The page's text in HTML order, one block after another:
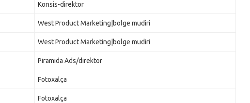
Konsis-direktor
West Product Marketing|bolge mudiri
West Product Marketing|bolge mudiri
Piramida Ads/direktor
Fotoxalça
Fotoxalça